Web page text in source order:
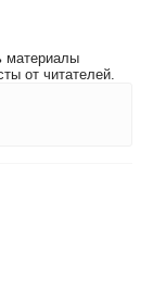
материалы
от читателей.